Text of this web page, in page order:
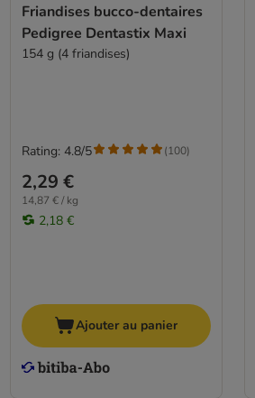
Friandises bucco-dentaires
Pedigree Dentastix Maxi
154 g (4 friandises)
2,29 €
14,87 € / kg
2,18 €
Rating: 4.8/5 (100)
Ajouter au panier